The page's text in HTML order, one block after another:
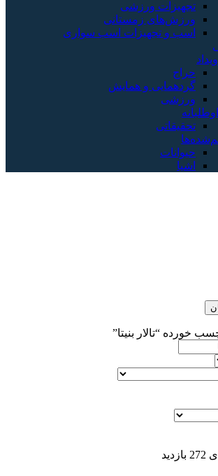
تجهیزات ورزشی
ورزش‌های زمستانی
اسب و تجهیزات اسب سواری
حراج
گردهمایی و همایش
ورزشی
تحقیقاتی
حیوانات
اشیا
خورده “تالار بنیتا”
272 بازدید